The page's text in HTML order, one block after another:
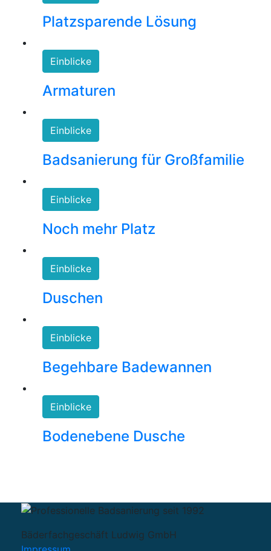
Platzsparende Lösung
Einblicke
Armaturen
Einblicke
Badsanierung für Großfamilie
Einblicke
Noch mehr Platz
Einblicke
Duschen
Einblicke
Begehbare Badewannen
Einblicke
Bodenebene Dusche
Bäderfachgeschäft Ludwig GmbH